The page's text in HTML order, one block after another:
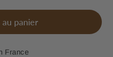
panier
France